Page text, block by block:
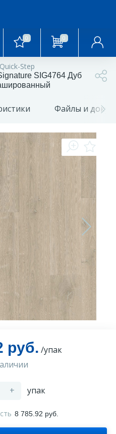
0 0
Step
SIG4764 Дуб
Файлы и
руб. /упак
+ упак
8 785.92 руб.